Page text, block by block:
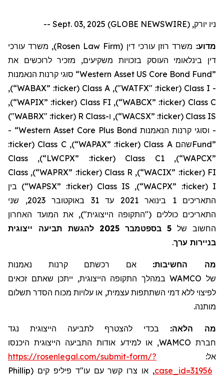
ניו יורק, Sept. 03, 2025 (GLOBE NEWSWIRE) --
מדוע: משרד רוזן עורכי דין (Rosen Law Firm), משרד עורכי
דין בינלאומי העוסק בזכויות משקיעים, מזכיר לרוכשים את
“Western Asset US Core Bond Fund” סוגי קרנות הנאמנות
-
Class I
(
ticker
: "WATFX"),
Class A
(
ticker
:
“WABAX”
),
Class C
(
ticker
:
“WABCX”
),
Class FI
(
ticker
:
“WAPIX”
),
Class IS
(
ticker
:
“WACSX”
), ו-Class
ticker
: "WABRX")
- וסוגי קרנות הנאמנות - “Western Asset Core Plus Bond
Fund”שהםClass A
(
ticker
:
“WAPAX”
),
Class C
(
ticker
:
“WAPCX”
),
Class C1
(
ticker
:
“LWCPX”
),
Class
FI
(
ticker
:
“WACIX”
),
Class R
(
ticker
:
“WAPRX”
),
Class
I
(
ticker
:
“WACPX”
),
Class IS
(
ticker
:
“WAPSX”
) בין
התאריכים1 בינואר 2021 עד31 באוקטובר 2023, שני
התאריכים כוללים ("התקופה הייצוגית"), את המועד האחרון
החשוב של 5 בספטמבר 2025 להגשת תביעה ייצוגית
בניירות ערך.
מה החשיבות: אם רכשתם
קרנות נאמנות
של WAMCOבמהלך התקופה הייצוגית, ייתכן שאתם זכאים
לפיצוי ללא דמי השתתפות עצמית, או עלויות מכוח הסדר תשלום
מותנה.
מה הלאה: בכדי להצטרף לתביעה הייצוגית נגד
חברת WAMCO, או למידע אודות התביעה הייצוגית היכנסו
אל: https://rosenlegal.com/submit-form/?
case_id=31956, או צרו קשר עם עו"ד פיליפ קים (Phillip